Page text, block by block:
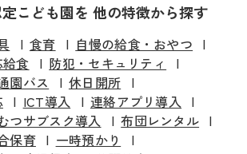
こども園を 他の特徴から探す
食育
自慢の給食・おやつ
食
防犯・セキュリティ
園バス
休日開所
ICT導入
連絡アプリ導入
つサブスク導入
布団レンタル
保育
一時預かり